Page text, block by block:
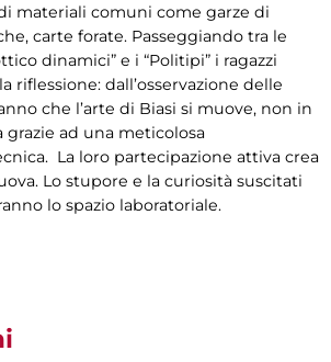
materiali comuni come garze di
carte forate. Passeggiando tra le
dinamici” e i “Politipi” i ragazzi
riflessione: dall’osservazione delle
che l’arte di Biasi si muove, non in
grazie ad una meticolosa
La loro partecipazione attiva crea
Lo stupore e la curiosità suscitati
lo spazio laboratoriale.